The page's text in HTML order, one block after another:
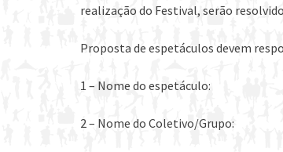
realização do Festival, serão
Proposta de espetáculos devem
1 – Nome do espetáculo:
2 – Nome do Coletivo/Grupo: